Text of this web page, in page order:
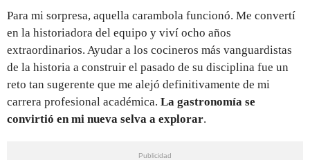
Para mi sorpresa, aquella carambola funcionó. Me convertí
en la historiadora del equipo y viví ocho años
extraordinarios. Ayudar a los cocineros más vanguardistas
de la historia a construir el pasado de su disciplina fue un
reto tan sugerente que me alejó definitivamente de mi
carrera profesional académica. La gastronomía se
convirtió en mi nueva selva a explorar.